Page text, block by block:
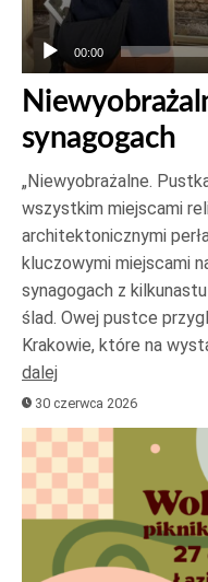
00:00
synagogach
„Niewyobrażalne.
wszystkim miejscami
architektonicznymi
kluczowymi miejscami
synagogach z
ślad. Owej pustce
Krakowie, które na
dalej
30 czerwca 2026
Odtwarzacz
plików
dźwiękowych